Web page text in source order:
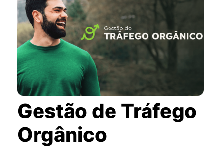
Gestão de Tráfego
Orgânico